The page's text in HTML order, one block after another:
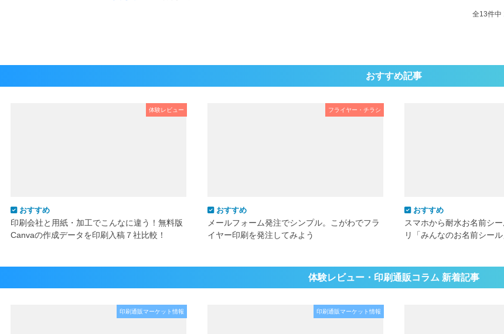
全13件中
おすすめ記事
体験レビュー
おすすめ
印刷会社と用紙・加工でこんなに違う！無料版
Canvaの作成データを印刷入稿７社比較！
フライヤー・チラシ
おすすめ
メールフォーム発注でシンプル。こがわでフラ
イヤー印刷を発注してみよう
おすすめ
スマホから耐水お名前シ
リ「みんなのお名前シー
体験レビュー・印刷通販コラム 新着記事
印刷通販マーケット情報 印刷通販マーケット情報